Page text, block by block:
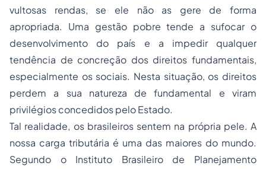
vultosas rendas, se ele não as gere de forma
apropriada. Uma gestão pobre tende a sufocar o
desenvolvimento do país e a impedir qualquer
tendência de concreção dos direitos fundamentais,
especialmente os sociais. Nesta situação, os direitos
perdem a sua natureza de fundamental e viram
privilégios concedidos pelo Estado.
Tal realidade, os brasileiros sentem na própria pele. A
nossa carga tributária é uma das maiores do mundo.
Segundo o Instituto Brasileiro de Planejamento